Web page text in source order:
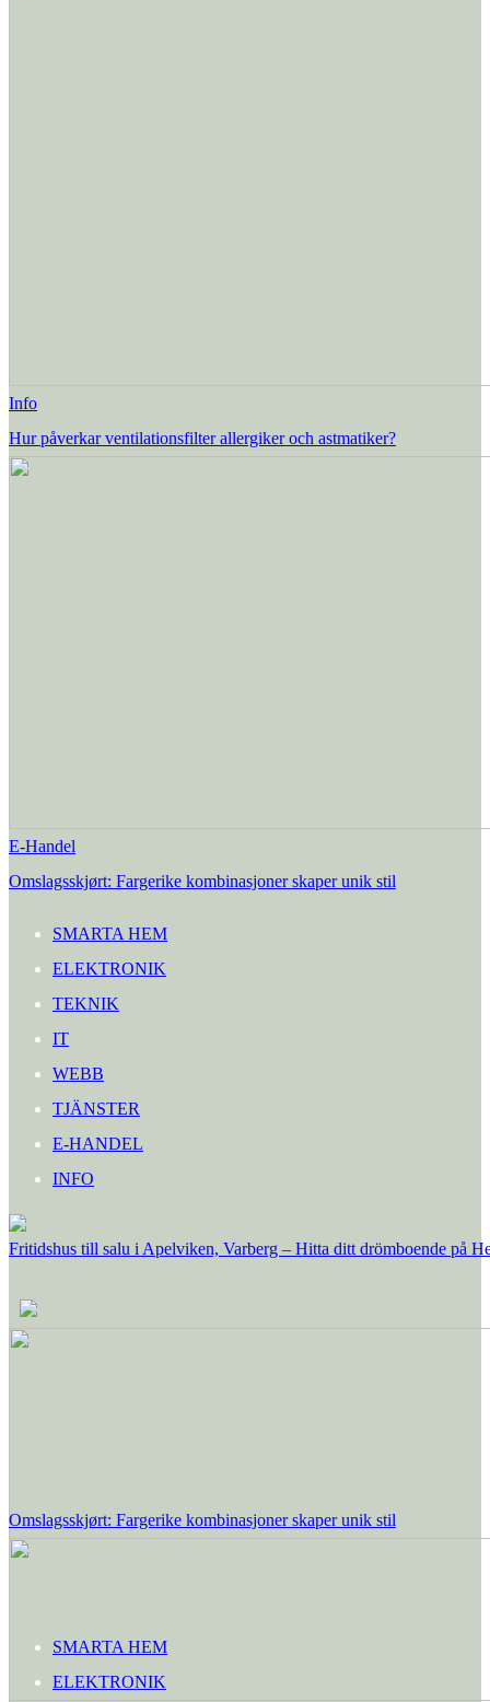
Info
Hur påverkar ventilationsfilter allergiker och astmatiker?
E-Handel
Omslagsskjørt: Fargerike kombinasjoner skaper unik stil
SMARTA HEM
ELEKTRONIK
TEKNIK
IT
WEBB
TJÄNSTER
E-HANDEL
INFO
Fritidshus till salu i Apelviken, Varberg – Hitta ditt drömboende på
Omslagsskjørt: Fargerike kombinasjoner skaper unik stil
SMARTA HEM
ELEKTRONIK